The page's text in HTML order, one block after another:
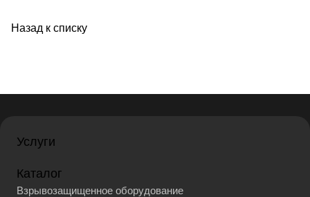
Назад к списку
Услуги
Каталог
Взрывозащищенное оборудование